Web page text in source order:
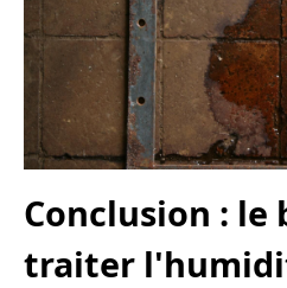
Conclusion : le
traiter